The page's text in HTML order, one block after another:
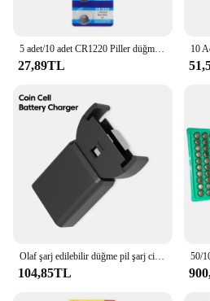
5 adet/10 adet CR1220 Piller düğme pil Araba Anahtarı için Uzun ömürlü Güç Saatler ve Anahtarlık Uzun ömürlü Güç
27,89TL
Olaf şarj edilebilir düğme pil şarj cihazı sikke düğme hücre şarj için LIR2032/2025/2016/1632/2032H tipi C pil güç şarj
104,85TL